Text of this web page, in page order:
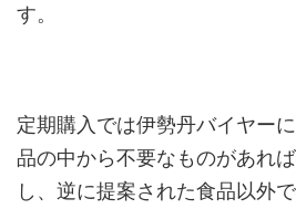
す。
定期購入では伊勢丹バイヤー
品の中から不要なものがあれ
し、逆に提案された食品以外